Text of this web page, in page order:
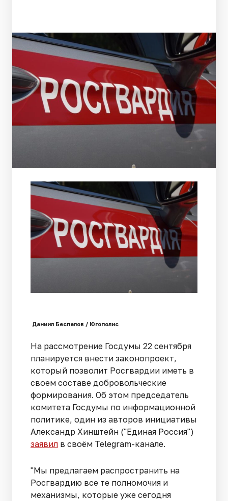
Даниил Беспалов / Югополис
На рассмотрение Госдумы 22 сентября
планируется внести законопроект,
который позволит Росгвардии иметь в
своем составе добровольческие
формирования. Об этом председатель
комитета Госдумы по информационной
политике, один из авторов инициативы
Александр Хинштейн ("Единая Россия")
заявил в своём Telegram-канале.
"Мы предлагаем распространить на
Росгвардию все те полномочия и
механизмы, которые уже сегодня